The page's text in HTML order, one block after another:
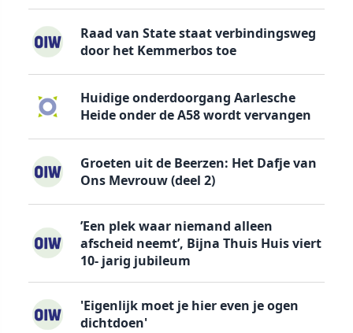
Raad van State staat verbindingsweg
door het Kemmerbos toe
Huidige onderdoorgang Aarlesche
Heide onder de A58 wordt vervangen
Groeten uit de Beerzen: Het Dafje van
Ons Mevrouw (deel 2)
’Een plek waar niemand alleen
afscheid neemt’, Bijna Thuis Huis viert
10- jarig jubileum
'Eigenlijk moet je hier even je ogen
dichtdoen'